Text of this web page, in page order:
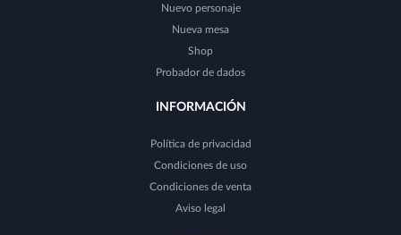
Nuevo personaje
Nueva mesa
Shop
Probador de dados
INFORMACIÓN
Política de privacidad
Condiciones de uso
Condiciones de venta
Aviso legal